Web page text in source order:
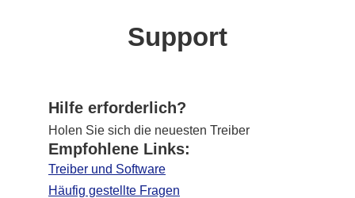
Support
Hilfe erforderlich?
Holen Sie sich die neuesten Treiber
Empfohlene Links:
Treiber und Software
Häufig gestellte Fragen